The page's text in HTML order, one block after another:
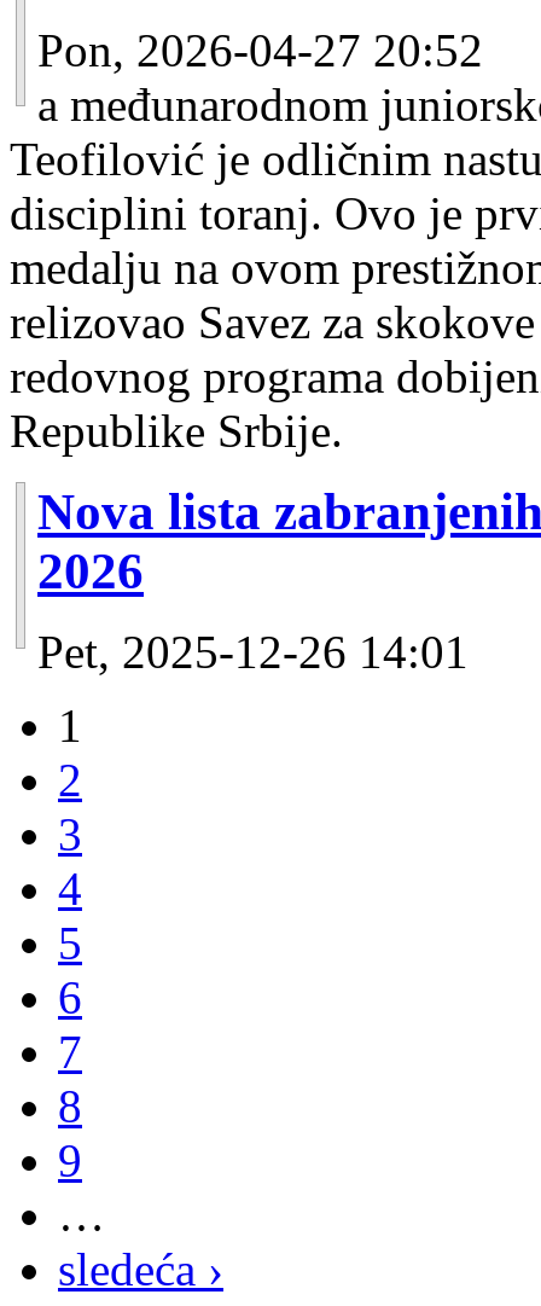
Pon, 2026-04-27 20:52
a međunarodnom
Teofilović je odličnim
disciplini toranj. Ovo je
medalju na ovom
relizovao Savez za
redovnog programa
Republike Srbije.
Nova lista
2026
Pet, 2025-12-26 14:01
1
2
3
4
5
6
7
8
9
…
sledeća ›